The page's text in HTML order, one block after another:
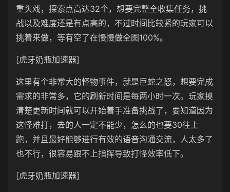
重头戏，探索点高达32个，想要完整全收集任务，挑
战以及难度还是有点高的，不过时间比较紧的玩家可以
挑着来做，等有空了在慢慢做全图100%。
[虎牙奶瓶加速器]
这里有个非常大的怪物事件，就是巨蛇之怒，想要完成
需求的非常多，它的刷新时间是每两小时一次。玩家摸
清楚更新时间就可以开始着手准备挑战了，要知道因为
这怪难打，去的人一定不能少，怎么的也要30往上
跑，并且最好能够进行有效的语音沟通交流，人太多了
也不行，很容易跟不上指挥导致打怪效率低下。
[虎牙奶瓶加速器]